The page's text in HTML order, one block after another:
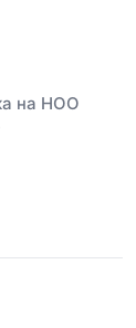
на НОО